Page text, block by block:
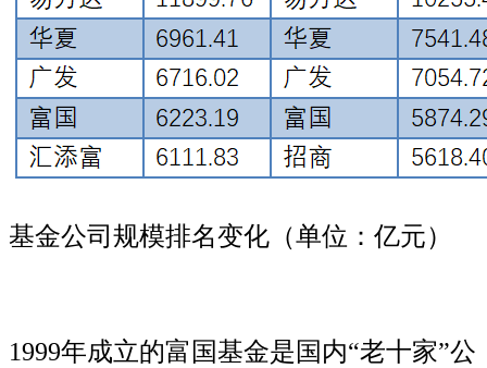
基金公司规模排名变化（单位：亿元）
1999年成立的富国基金是国内“老十家”公